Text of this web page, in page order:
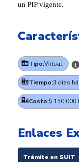
un PIP vigente.
Tipo:Virtual
Tiempo:3 días
Costo:$ 150.000
Enlaces
Trámite en SUIT